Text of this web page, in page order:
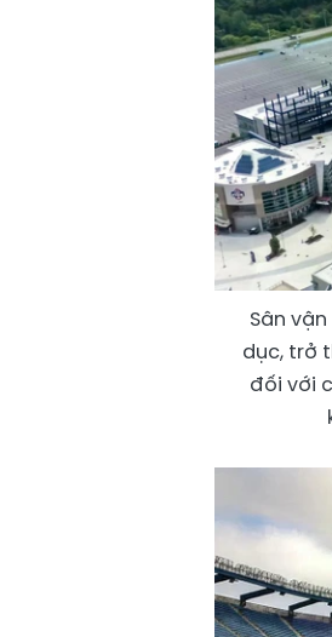
Sân
dục, trở
đối với